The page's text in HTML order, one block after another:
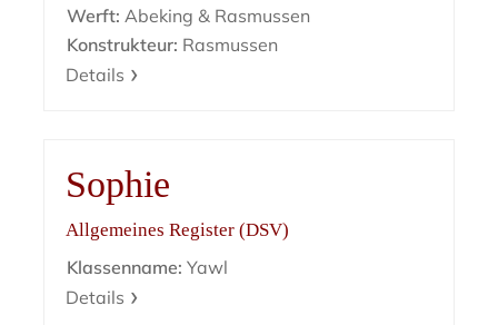
Werft: Abeking & Rasmussen
Konstrukteur: Rasmussen
Details
Sophie
Allgemeines Register (DSV)
Klassenname: Yawl
Details